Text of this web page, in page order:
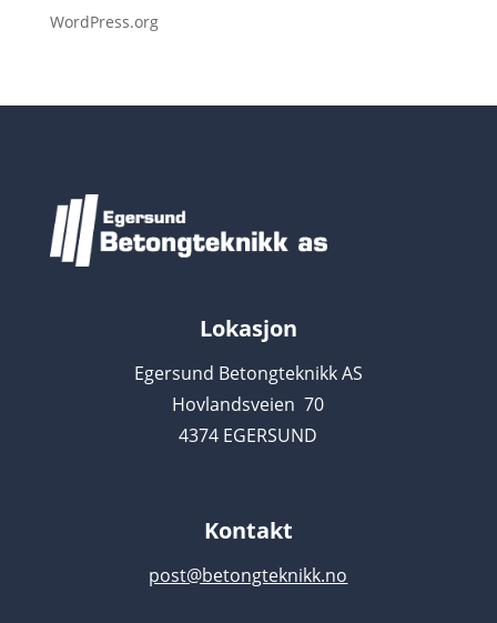
WordPress.org
Lokasjon
Egersund Betongteknikk AS
Hovlandsveien 70
4374 EGERSUND
Kontakt
post@betongteknikk.no